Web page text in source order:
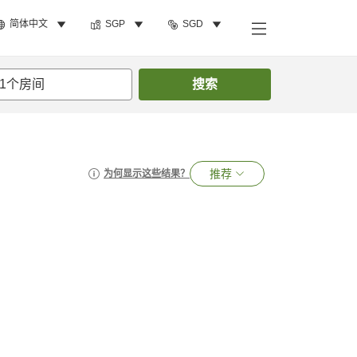
简体中文 SGP SGD
1个房间 搜索
为何显示这些结果？ 推荐